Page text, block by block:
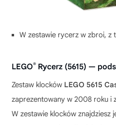
W zestawie rycerz w zbroi, z
LEGO® Rycerz (5615) —
Zestaw klocków LEGO 5615
zaprezentowany w 2008 roku i
W zestawie klocków znajdziesz